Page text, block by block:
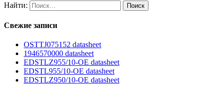
Найти:
Свежие записи
OSTTJ075152 datasheet
1946570000 datasheet
EDSTLZ955/10-OE datasheet
EDSTL955/10-OE datasheet
EDSTLZ950/10-OE datasheet